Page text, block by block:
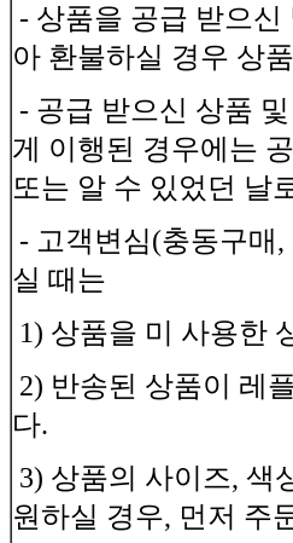
- 상품을 공급 받으
아 환불하실 경우 상
- 공급 받으신 상품
게 이행된 경우에는
또는 알 수 있었던 날
- 고객변심(충동구매
실 때는
1) 상품을 미 사용한
2) 반송된 상품이 레
다.
3) 상품의 사이즈, 색
원하실 경우, 먼저 주